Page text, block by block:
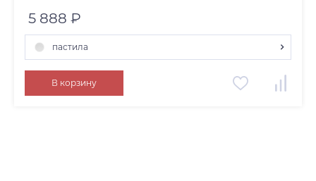
5 888 ₽
пастила
белый
античная латунь
В корзину